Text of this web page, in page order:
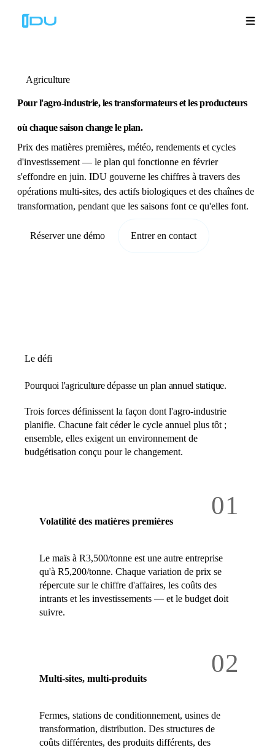
Solutions
Plateforme
Succès mondial
Ressources
Agriculture
Pour l'agro-industrie, les transformateurs et les producteurs
où chaque saison change le plan.
Prix des matières premières, météo, rendements et cycles
d'investissement — le plan qui fonctionne en février
s'effondre en juin. IDU gouverne les chiffres à travers des
opérations multi-sites, des actifs biologiques et des chaînes de
transformation, pendant que les saisons font ce qu'elles font.
Réserver une démo Entrer en contact
Le défi
Pourquoi l'agriculture dépasse un plan annuel statique.
Trois forces définissent la façon dont l'agro-industrie
planifie. Chacune fait céder le cycle annuel plus tôt ;
ensemble, elles exigent un environnement de
budgétisation conçu pour le changement.
01
Volatilité des matières premières
Le maïs à R3,500/tonne est une autre entreprise
qu'à R5,200/tonne. Chaque variation de prix se
répercute sur le chiffre d'affaires, les coûts des
intrants et les investissements — et le budget doit
suivre.
02
Multi-sites, multi-produits
Fermes, stations de conditionnement, usines de
transformation, distribution. Des structures de
coûts différentes, des produits différents, des